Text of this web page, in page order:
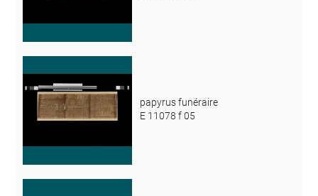
papyrus funéraire
E 11078 f 05